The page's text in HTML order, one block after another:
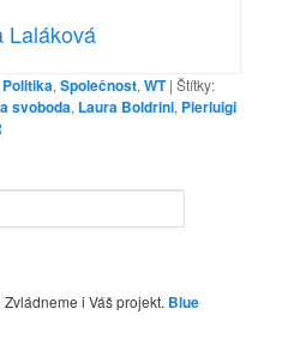
Laláková
Politika,Společnost,WT |Štítky:
svoboda, Laura Boldrini, Pierluigi
i Váš projekt. Blue